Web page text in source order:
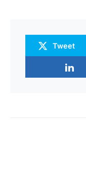
Tweet